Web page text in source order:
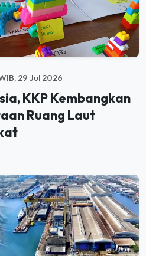
29 Jul 2026
KKP Kembangkan
Ruang Laut